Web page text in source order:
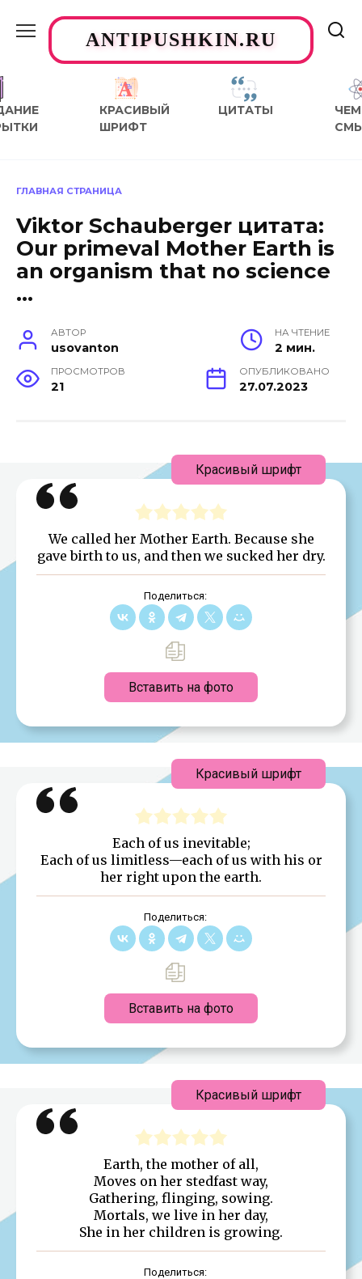
содержаниюANTIPUSHKIN.RU
КРАСИВЫЙ
ШРИФТ
ЦИТАТЫ
ЧЕМ
ГЛАВНАЯ СТРАНИЦА
Viktor Schauberger цитата:
Our primeval Mother Earth is
an organism that no science
…
АВТОР
usovanton
НА ЧТЕНИЕ
2 мин.
ПРОСМОТРОВ
21
ОПУБЛИКОВАНО
27.07.2023
We called her Mother Earth. Because she
gave birth to us, and then we sucked her dry.
Поделиться:
Вставить на фото
Красивый шрифт
Each of us inevitable;
Each of us limitless—each of us with his or
her right upon the earth.
Поделиться:
Вставить на фото
Красивый шрифт
Earth, the mother of all,
Moves on her stedfast way,
Gathering, flinging, sowing.
Mortals, we live in her day,
She in her children is growing.
Поделиться:
Красивый шрифт